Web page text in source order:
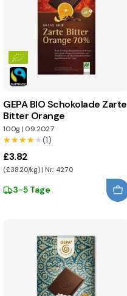
GEPA BIO Schokolade Zarte
Bitter Orange
100g|09.2027
★★★★★
★★★★★(1)
£3.82
(£38.20/kg) | Nr.: 4270
3-5 Tage